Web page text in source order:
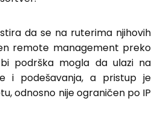
da se na ruterima njihovih
remote management preko
podrška mogla da ulazi na
i podešavanja, a pristup je
odnosno nije ograničen po IP